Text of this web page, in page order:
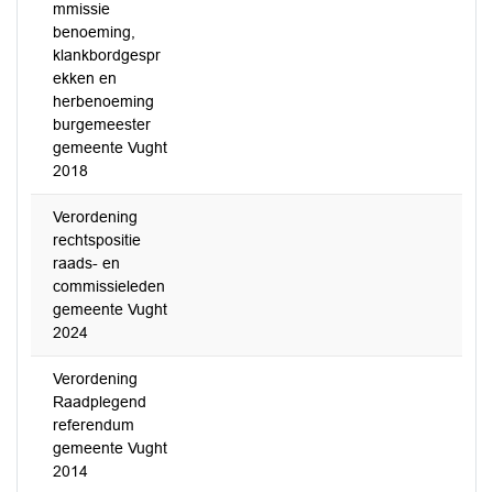
mmissie
benoeming,
klankbordgespr
ekken en
herbenoeming
burgemeester
gemeente Vught
2018
Verordening
rechtspositie
raads- en
commissieleden
gemeente Vught
2024
Verordening
Raadplegend
referendum
gemeente Vught
2014